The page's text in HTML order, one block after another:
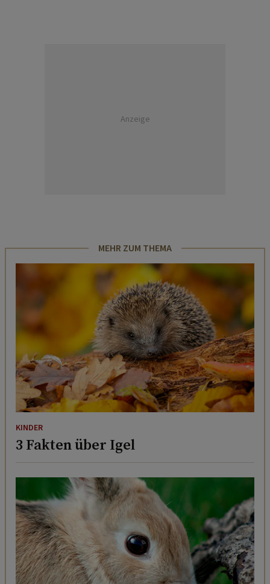
Anzeige
MEHR ZUM THEMA
KINDER
3 Fakten über Igel